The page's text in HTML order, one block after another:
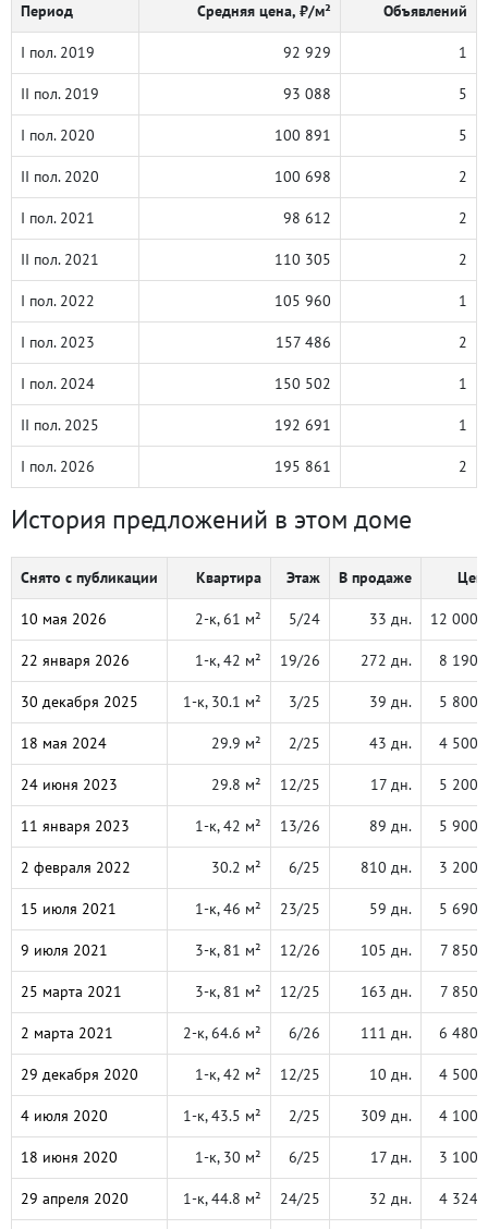
Период Средняя цена, ₽/м² Объявлений
I пол. 2019 92 929 1
II пол. 2019 93 088 5
I пол. 2020 100 891 5
II пол. 2020 100 698 2
I пол. 2021 98 612 2
II пол. 2021 110 305 2
I пол. 2022 105 960 1
I пол. 2023 157 486 2
I пол. 2024 150 502 1
II пол. 2025 192 691 1
I пол. 2026 195 861 2
История предложений в этом доме
Снято с публикации Квартира Этаж В продаже
10 мая 2026 2-к, 61 м² 5/24 33 дн. 12 000
22 января 2026 1-к, 42 м² 19/26 272 дн. 8 190
30 декабря 2025 1-к, 30.1 м² 3/25 39 дн. 5 800
18 мая 2024 29.9 м² 2/25 43 дн. 4 500
24 июня 2023 29.8 м² 12/25 17 дн. 5 200
11 января 2023 1-к, 42 м² 13/26 89 дн. 5 900
2 февраля 2022 30.2 м² 6/25 810 дн. 3 200
15 июля 2021 1-к, 46 м² 23/25 59 дн. 5 690
9 июля 2021 3-к, 81 м² 12/26 105 дн. 7 850
25 марта 2021 3-к, 81 м² 12/25 163 дн. 7 850
2 марта 2021 2-к, 64.6 м² 6/26 111 дн. 6 480
29 декабря 2020 1-к, 42 м² 12/25 10 дн. 4 500
4 июля 2020 1-к, 43.5 м² 2/25 309 дн. 4 100
18 июня 2020 1-к, 30 м² 6/25 17 дн. 3 100
29 апреля 2020 1-к, 44.8 м² 24/25 32 дн. 4 324